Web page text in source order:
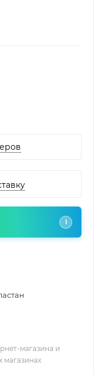
i
магазина и
магазинах